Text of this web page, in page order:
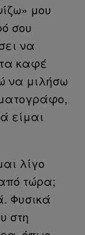
μου
σου
να
καφέ
να μιλήσω
είμαι
λίγο
τώρα;
Φυσικά
στη